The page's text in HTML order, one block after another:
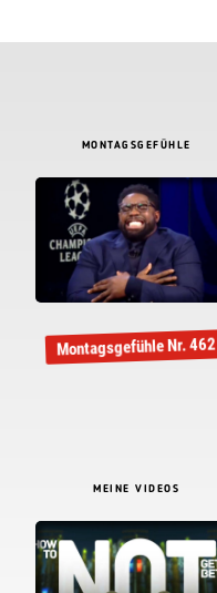
MONTAGSGEFÜHLE
Montagsgefühle Nr. 462
MEINE VIDEOS